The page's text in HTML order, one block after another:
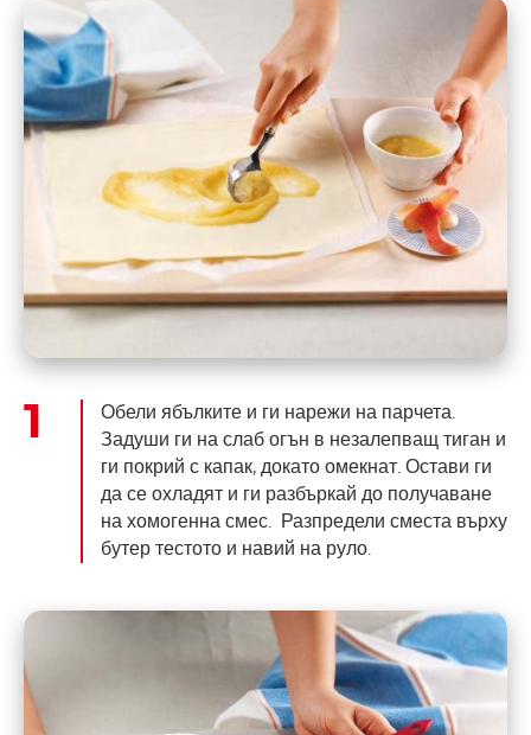
Обели ябълките и ги нарежи на парчета.
Задуши ги на слаб огън в незалепващ тиган и
ги покрий с капак, докато омекнат. Остави ги
да се охладят и ги разбъркай до получаване
на хомогенна смес. Разпредели сместа върху
бутер тестото и навий на руло.